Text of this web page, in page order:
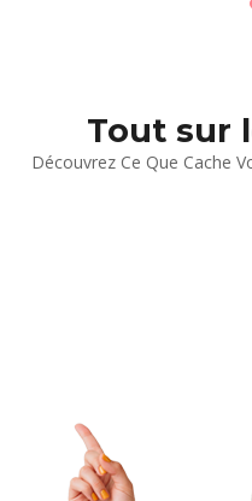
Tout sur
Découvrez Ce Que Cache